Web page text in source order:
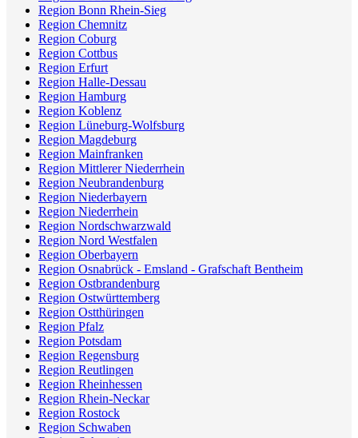
Region Bonn Rhein-Sieg
Region Chemnitz
Region Coburg
Region Cottbus
Region Erfurt
Region Halle-Dessau
Region Hamburg
Region Koblenz
Region Lüneburg-Wolfsburg
Region Magdeburg
Region Mainfranken
Region Mittlerer Niederrhein
Region Neubrandenburg
Region Niederbayern
Region Niederrhein
Region Nordschwarzwald
Region Nord Westfalen
Region Oberbayern
Region Osnabrück - Emsland - Grafschaft Bentheim
Region Ostbrandenburg
Region Ostwürttemberg
Region Ostthüringen
Region Pfalz
Region Potsdam
Region Regensburg
Region Reutlingen
Region Rheinhessen
Region Rhein-Neckar
Region Rostock
Region Schwaben